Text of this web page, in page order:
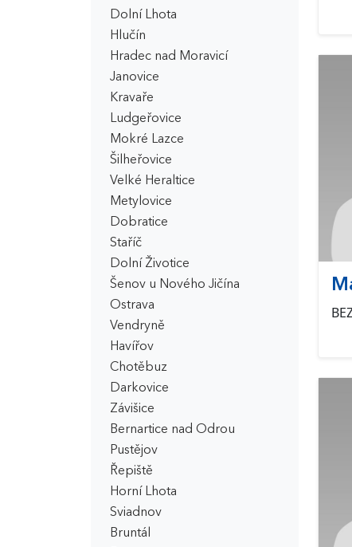
Dolní Lhota
Hlučín
Hradec nad Moravicí
Janovice
Kravaře
Ludgeřovice
Mokré Lazce
Šilheřovice
Velké Heraltice
Metylovice
Dobratice
Staříč
Dolní Životice
Šenov u Nového Jičína
Ostrava
Vendryně
Havířov
Chotěbuz
Darkovice
Závišice
Bernartice nad Odrou
Pustějov
Řepiště
Horní Lhota
Sviadnov
Bruntál